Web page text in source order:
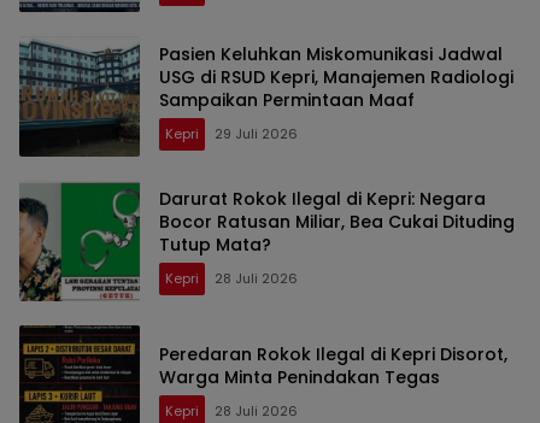
Pasien Keluhkan Miskomunikasi Jadwal
USG di RSUD Kepri, Manajemen Radiologi
Sampaikan Permintaan Maaf
Kepri 29 Juli 2026
Darurat Rokok Ilegal di Kepri: Negara
Bocor Ratusan Miliar, Bea Cukai Dituding
Tutup Mata?
Kepri 28 Juli 2026
Peredaran Rokok Ilegal di Kepri Disorot,
Warga Minta Penindakan Tegas
Kepri 28 Juli 2026